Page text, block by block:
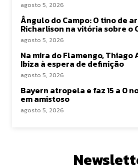
agosto 5, 2026
Ângulo do Campo: O tino de
Richarlison na vitória sobre o
agosto 5, 2026
Na mira do Flamengo,
Ibiza à espera de definição
agosto 5, 2026
Bayern atropela e faz 15 a 0
em amistoso
agosto 5, 2026